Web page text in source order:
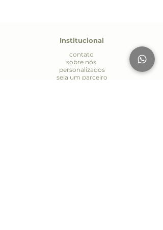
Institucional
contato
sobre nós
personalizados
seja um parceiro